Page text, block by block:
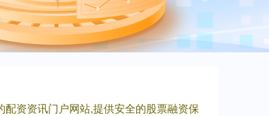
资资讯门户网站,提供安全的股票融资保